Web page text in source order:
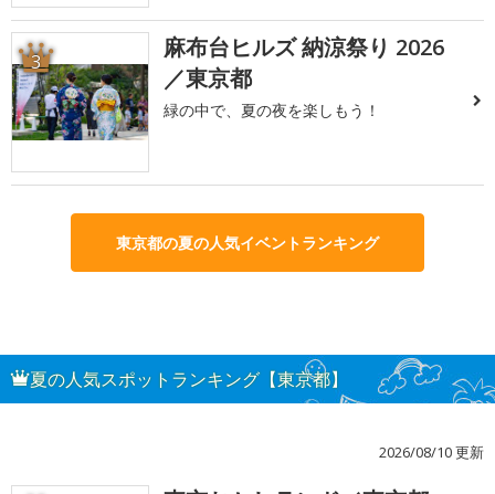
3
麻布台ヒルズ 納涼祭り 2026
／東京都
緑の中で、夏の夜を楽しもう！
東京都の夏の人気イベントランキング
夏の人気スポットランキング【東京都】
2026/08/10 更新